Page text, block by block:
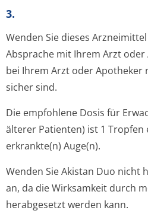
3.
Wenden Sie dieses
Absprache mit Ihrem Arzt oder
bei Ihrem Arzt oder Apotheker
sicher sind.
Die empfohlene Dosis für
älterer Patienten) ist 1
erkrankte(n) Auge(n).
Wenden Sie Akistan Duo nicht
an, da die Wirksamkeit durch
herabgesetzt werden kann.